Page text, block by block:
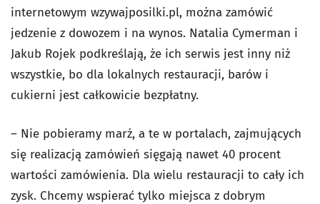
internetowym wzywajposilki.pl, można zamówić
jedzenie z dowozem i na wynos. Natalia Cymerman i
Jakub Rojek podkreślają, że ich serwis jest inny niż
wszystkie, bo dla lokalnych restauracji, barów i
cukierni jest całkowicie bezpłatny.
– Nie pobieramy marż, a te w portalach, zajmujących
się realizacją zamówień sięgają nawet 40 procent
wartości zamówienia. Dla wielu restauracji to cały ich
zysk. Chcemy wspierać tylko miejsca z dobrym